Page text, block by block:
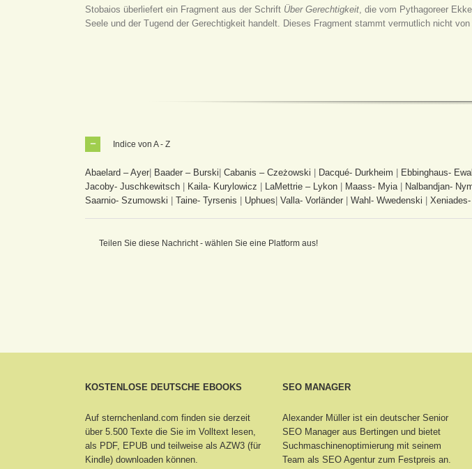
Stobaios überliefert ein Fragment aus der Schrift Über Gerechtigkeit , die vom Pythagoreer
Seele und der Tugend der Gerechtigkeit handelt. Dieses Fragment stammt vermutlich nicht von
Indice von A - Z
Abaelard – Ayer Baader – Burski Cabanis – Czeżowski Dacqué- Durkheim Ebbinghaus-
Jacoby- Juschkewitsch
Kaila- Kurylowicz LaMettrie – Lykon Maass- Myia Nalbandjan-
Saarnio- Szumowski
Taine- Tyrsenis Uphues Valla- Vorländer Wahl- Wwedenski
Teilen Sie diese Nachricht - wählen Sie eine Platform aus!
KOSTENLOSE DEUTSCHE EBOOKS
Auf sternchenland.com finden sie derzeit
über 5.500 Texte die Sie im Volltext lesen,
als PDF, EPUB und teilweise als AZW3 (für
Kindle) downloaden können.
SEO MANAGER
Alexander Müller ist ein deutscher Senior
SEO Manager aus Bertingenund bietet
Suchmaschinenoptimierung mit seinem
Team als SEO Agentur zum Festpreis an.